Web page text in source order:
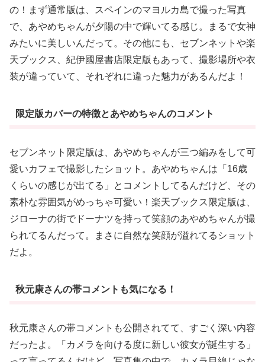
の！まず通常版は、スペインのマヨルカ島で撮った写真
で、あやめちゃんが夕陽の中で輝いてる感じ。まるで女神
みたいに美しいんだって。その他にも、セブンネットや楽
天ブックス、紀伊國屋書店限定版もあって、撮影場所や衣
装が違っていて、それぞれに違った魅力があるんだよ！
限定版カバーの特徴とあやめちゃんのコメント
セブンネット限定版は、あやめちゃんが三つ編みをして可
愛いカフェで撮影したショット。あやめちゃんは「16歳
くらいの感じが出てる」とコメントしてるんだけど、その
素朴な雰囲気がめっちゃ可愛い！楽天ブックス限定版は、
ジローナの街でドーナツを持って笑顔のあやめちゃんが撮
られてるんだって。まさに自然な笑顔が溢れてるショット
だよ。
秋元康さんの帯コメントも気になる！
秋元康さんの帯コメントも公開されてて、すごく深い内容
だったよ。「カメラを向ける度に新しい彼女が誕生する」